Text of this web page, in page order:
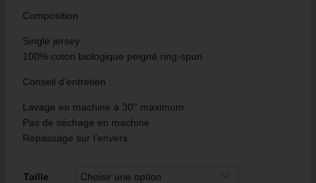
Composition :
Single jersey
100% coton biologique peigné ring-spun
Conseil d’entretien :
Lavage en machine à 30° maximum
Pas de séchage en machine
Repassage sur l’envers.
Taille